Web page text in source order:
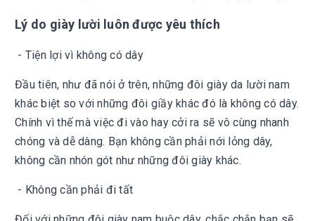
Lý do giày lười luôn được yêu thích
- Tiện lợi vì không có dây
Đầu tiên, như đã nói ở trên, những đôi giày da lười nam
khác biệt so với những đôi giầy khác đó là không có dây.
Chính vì thế mà việc đi vào hay cởi ra sẽ vô cùng nhanh
chóng và dễ dàng. Bạn không cần phải nới lỏng dây,
không cần nhón gót như những đôi giày khác.
- Không cần phải đi tất